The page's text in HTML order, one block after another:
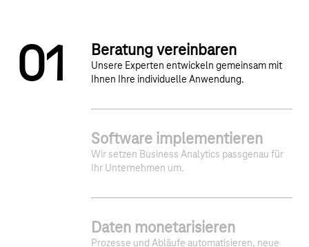
01
Beratung vereinbaren
Unsere Experten entwickeln gemeinsam mit
Ihnen Ihre individuelle Anwendung.
Software implementieren
Wir setzen Business Analytics passgenau für
Ihr Unternehmen um.
Daten monetarisieren
Prozesse und Abläufe automatisieren, neue